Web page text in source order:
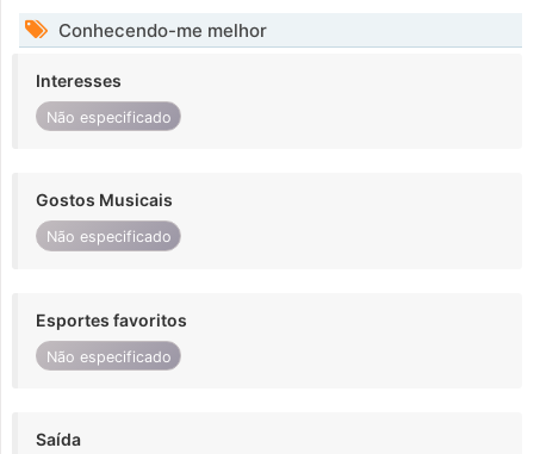
Conhecendo-me melhor
Interesses
Não especificado
Gostos Musicais
Não especificado
Esportes favoritos
Não especificado
Saída